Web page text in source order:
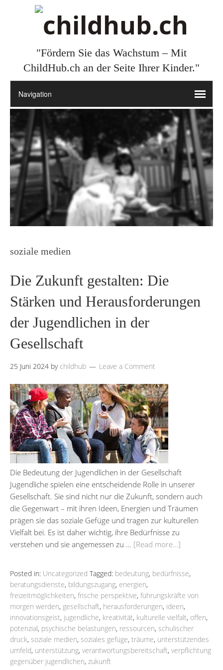
"Fördern Sie das Wachstum – Mit
ChildHub.ch an der Seite Ihrer Kinder."
soziale medien
Die Zukunft gestalten: Die
Stärken und Herausforderungen
der Jugendlichen in der
Gesellschaft
25 Juni 2024 by childhub Leave a Comment
Die Bedeutung der Jugendlichen in der Gesellschaft
Jugendliche spielen eine entscheidende Rolle in unserer
Gesellschaft. Sie sind nicht nur die Zukunft, sondern auch
die Gegenwart – mit ihren Ideen, Energien und Träumen
prägen sie das soziale Gefüge und tragen zur kulturellen
Vielfalt bei. Es ist daher wichtig, ihre Bedürfnisse zu
verstehen und sie angemessen zu … [Read more…]
Posted in: Uncategorized Tagged: bedeutung, bedürfnisse,
beratungsdienste, bildungszugang, energien,
freizeitmöglichkeiten, frische perspektive, führungskräfte von
morgen werden, gesellschaft, herausforderungen, ideen,
innovationsgeist, jugendliche, kreativität, kulturelle vielfalt, offen,
potenzial, psychische belastungen, ressourcen, schulischer
druck, soziale medien, soziales gefüge, träume, unterstützendes
umfeld, unterstützung, verantwortungsbereitschaft, verpflichtung
gegenüber jugendlichen, zukunft